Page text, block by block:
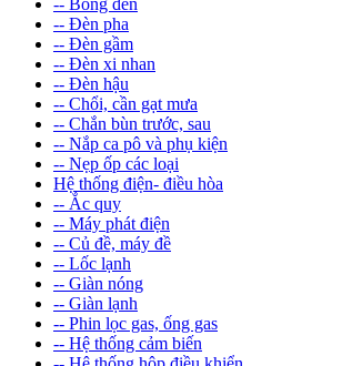
-- Bóng đèn
-- Đèn pha
-- Đèn gầm
-- Đèn xi nhan
-- Đèn hậu
-- Chổi, cần gạt mưa
-- Chắn bùn trước, sau
-- Nắp ca pô và phụ kiện
-- Nẹp ốp các loại
Hệ thống điện- điều hòa
-- Ắc quy
-- Máy phát điện
-- Củ đề, máy đề
-- Lốc lạnh
-- Giàn nóng
-- Giàn lạnh
-- Phin lọc gas, ống gas
-- Hệ thống cảm biến